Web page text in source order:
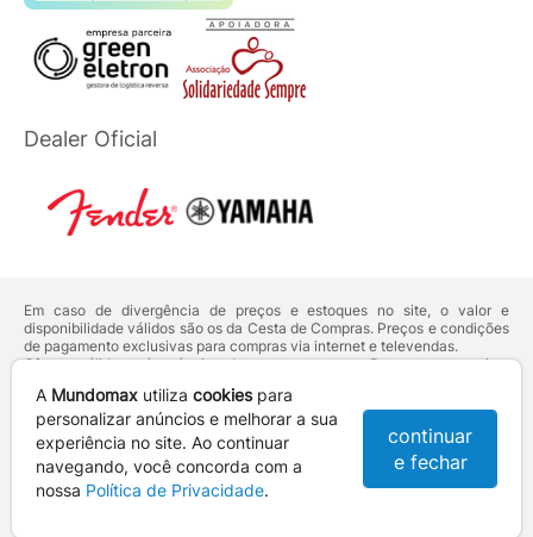
Dealer Oficial
Em caso de divergência de preços e estoques no site, o valor e
disponibilidade válidos são os da Cesta de Compras. Preços e condições
de pagamento exclusivas para compras via internet e televendas.
Ofertas válidas até o término de nossos estoques. Para compras acima
deVenda Corporativa.
Os preços apresentados no site prevalecem sobre outros anunciados em
qualquer outro meio de comunicação ou sites de buscas. Código de
Defesa do Consumidor:Lei nº 8.078.
Vendas sujeitas à confirmação de dados e análises de crédito e risco.
A Mundomax utiliza cookiespara
personalizar anúncios e melhorar a sua
experiência no site. Ao continuar
navegando, você concorda com a
nossa Política de Privacidade.
continuar
e fechar